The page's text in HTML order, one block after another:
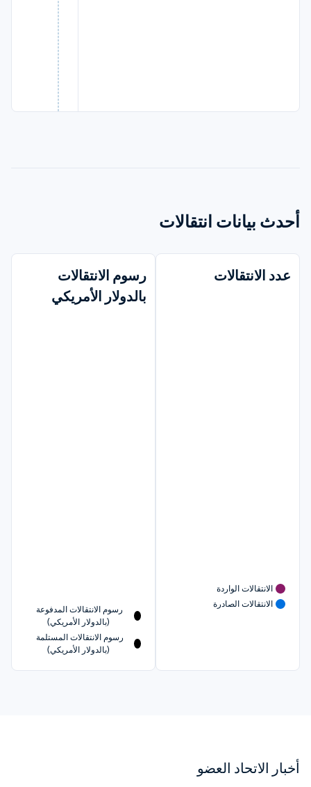
أحدث بيانات انتقالات
عدد الانتقالات
الانتقالات الواردة
الانتقالات الصادرة
بالدولار الأمريكي
رسوم الانتقالات المدفوعة
(بالدولار الأمريكي)
(بالدولار الأمريكي)
أخبار الاتحاد العضو